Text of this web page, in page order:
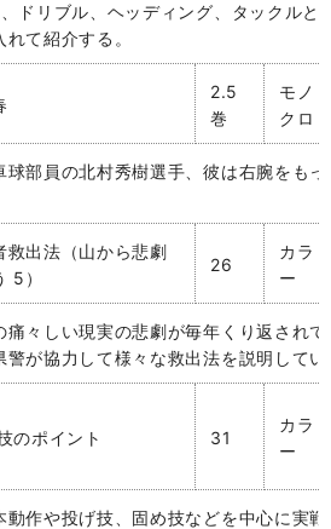
ドリブル、ヘッディング、タックル
て紹介する。
2.5
巻
モノ
クロ
球部員の北村秀樹選手、彼は右腕をも
救出法（山から悲劇
5）
26
カラ
ー
痛々しい現実の悲劇が毎年くり返され
警が協力して様々な救出法を説明して
のポイント 31
カラ
ー
動作や投げ技、固め技などを中心に実